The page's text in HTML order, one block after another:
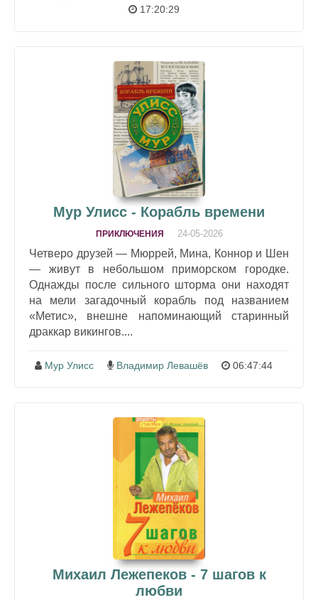
17:20:29
Мур Улисс - Корабль времени
ПРИКЛЮЧЕНИЯ 24-05-2026
Четверо друзей — Мюррей, Мина, Коннор и Шен
— живут в небольшом приморском городке.
Однажды после сильного шторма они находят
на мели загадочный корабль под названием
«Метис», внешне напоминающий старинный
драккар викингов....
Мур Улисс Владимир Левашёв 06:47:44
Михаил Лежепеков - 7 шагов к
любви